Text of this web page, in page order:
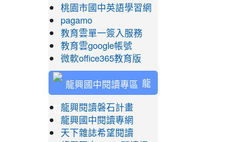
桃園市國中英語學習網
pagamo
教育雲單一簽入服務
教育雲google帳號
微軟office365教育版
龍
興國中閱讀專區
龍興閱讀磐石計畫
龍興國中閱讀專網
天下雜誌希望閱讀